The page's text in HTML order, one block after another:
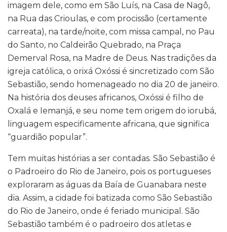
imagem dele, como em São Luís, na Casa de Nagô,
na Rua das Crioulas, e com procissão (certamente
carreata), na tarde/noite, com missa campal, no Pau
do Santo, no Caldeirão Quebrado, na Praça
Demerval Rosa, na Madre de Deus. Nas tradições da
igreja católica, o orixá Oxóssi é sincretizado com São
Sebastião, sendo homenageado no dia 20 de janeiro.
Na história dos deuses africanos, Oxóssi é filho de
Oxalá e Iemanjá, e seu nome tem origem do iorubá,
linguagem especificamente africana, que significa
“guardião popular”.
Tem muitas histórias a ser contadas. São Sebastião é
o Padroeiro do Rio de Janeiro, pois os portugueses
exploraram as águas da Baía de Guanabara neste
dia. Assim, a cidade foi batizada como São Sebastião
do Rio de Janeiro, onde é feriado municipal. São
Sebastião também é o padroeiro dos atletas e